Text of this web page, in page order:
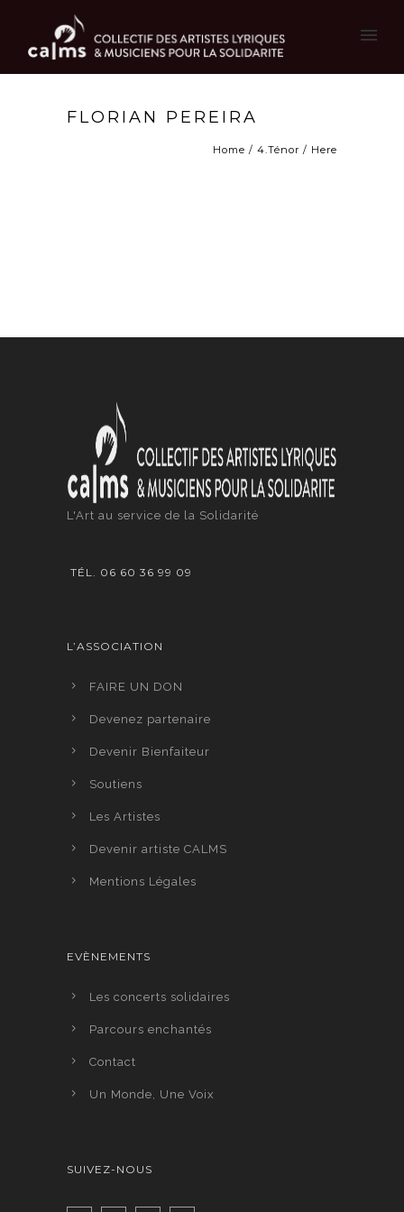
FLORIAN PEREIRA
Home / 4.Ténor / Here
L'Art au service de la Solidarité
TÉL. 06 60 36 99 09
L’ASSOCIATION
FAIRE UN DON
Devenez partenaire
Devenir Bienfaiteur
Soutiens
Les Artistes
Devenir artiste CALMS
Mentions Légales
EVÈNEMENTS
Les concerts solidaires
Parcours enchantés
Contact
Un Monde, Une Voix
SUIVEZ-NOUS